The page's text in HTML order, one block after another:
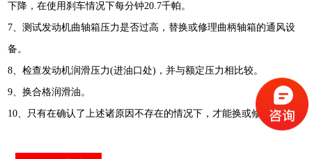
下降，在使用刹车情况下每分钟20.7千帕。
7、测试发动机曲轴箱压力是否过高，替换或修理曲柄轴箱的通风设
备。
8、检查发动机润滑压力(进油口处)，并与额定压力相比较。
9、换合格润滑油。
10、只有在确认了上述诸原因不存在的情况下，才能换或修理。